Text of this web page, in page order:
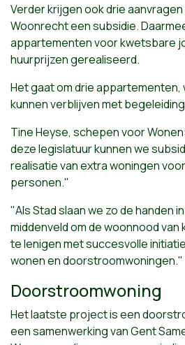
Verder krijgen ook drie
Woonrecht een subsidie.
appartementen voor kwetsbare
huurprijzen gerealiseerd.
Het gaat om drie appartementen,
kunnen verblijven met
Tine Heyse, schepen voor
deze legislatuur kunnen we
realisatie van extra woningen
personen."
"Als Stad slaan we zo de handen
middenveld om de woonnood
te lenigen met succesvolle
wonen en doorstroomwoningen."
Doorstroomwoning
Het laatste project is een
een samenwerking van Gent